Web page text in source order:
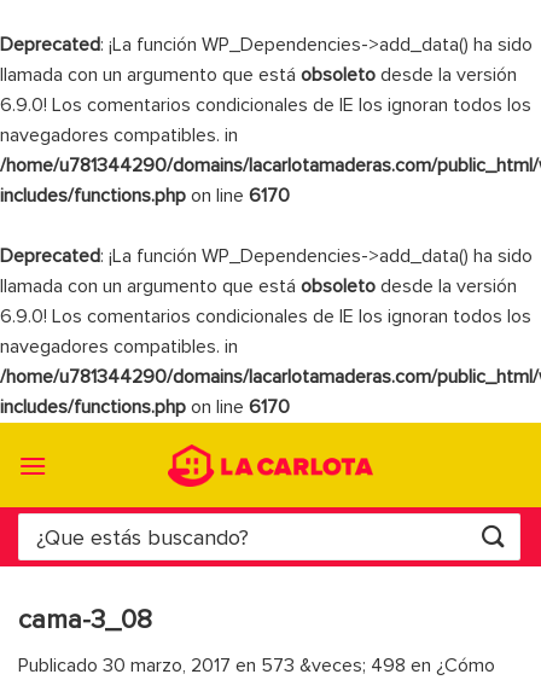
Deprecated: ¡La función WP_Dependencies->add_data() ha sido
llamada con un argumento que está obsoleto desde la versión
6.9.0! Los comentarios condicionales de IE los ignoran todos los
navegadores compatibles. in
/home/u781344290/domains/lacarlotamaderas.com/
includes/functions.php on line 6170
Deprecated: ¡La función WP_Dependencies->add_data() ha sido
llamada con un argumento que está obsoleto desde la versión
6.9.0! Los comentarios condicionales de IE los ignoran todos los
navegadores compatibles. in
/home/u781344290/domains/lacarlotamaderas.com/
includes/functions.php on line 6170
Buscar
por:
cama-3_08
Publicado 30 marzo, 2017 en 573 &veces; 498 en ¿Cómo